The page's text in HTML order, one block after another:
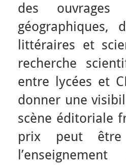
des
géographiques,
littéraires et
recherche
entre lycées et
donner une
scène éditoriale
prix peut être